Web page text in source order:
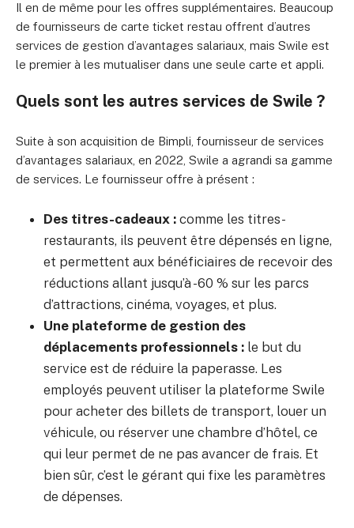
Il en de même pour les offres supplémentaires. Beaucoup
de fournisseurs de carte ticket restau offrent d’autres
services de gestion d’avantages salariaux, mais Swile est
le premier à les mutualiser dans une seule carte et appli.
Quels sont les autres services de Swile ?
Suite à son acquisition de Bimpli, fournisseur de services
d’avantages salariaux, en 2022, Swile a agrandi sa gamme
de services. Le fournisseur offre à présent :
Des titres-cadeaux : comme les titres-
restaurants, ils peuvent être dépensés en ligne,
et permettent aux bénéficiaires de recevoir des
réductions allant jusqu’à -60 % sur les parcs
d’attractions, cinéma, voyages, et plus.
Une plateforme de gestion des
déplacements professionnels : le but du
service est de réduire la paperasse. Les
employés peuvent utiliser la plateforme Swile
pour acheter des billets de transport, louer un
véhicule, ou réserver une chambre d’hôtel, ce
qui leur permet de ne pas avancer de frais. Et
bien sûr, c’est le gérant qui fixe les paramètres
de dépenses.